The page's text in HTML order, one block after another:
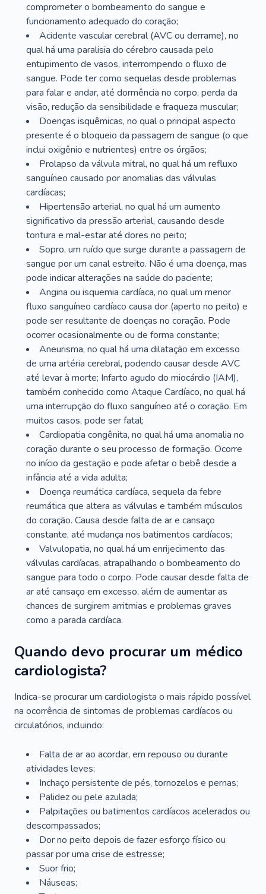
comprometer o bombeamento do sangue e
funcionamento adequado do coração;
Acidente vascular cerebral (AVC ou derrame), no
qual há uma paralisia do cérebro causada pelo
entupimento de vasos, interrompendo o fluxo de
sangue. Pode ter como sequelas desde problemas
para falar e andar, até dormência no corpo, perda da
visão, redução da sensibilidade e fraqueza muscular;
Doenças isquêmicas, no qual o principal aspecto
presente é o bloqueio da passagem de sangue (o que
inclui oxigênio e nutrientes) entre os órgãos;
Prolapso da válvula mitral, no qual há um refluxo
sanguíneo causado por anomalias das válvulas
cardíacas;
Hipertensão arterial, no qual há um aumento
significativo da pressão arterial, causando desde
tontura e mal-estar até dores no peito;
Sopro, um ruído que surge durante a passagem de
sangue por um canal estreito. Não é uma doença, mas
pode indicar alterações na saúde do paciente;
Angina ou isquemia cardíaca, no qual um menor
fluxo sanguíneo cardíaco causa dor (aperto no peito) e
pode ser resultante de doenças no coração. Pode
ocorrer ocasionalmente ou de forma constante;
Aneurisma, no qual há uma dilatação em excesso
de uma artéria cerebral, podendo causar desde AVC
até levar à morte; Infarto agudo do miocárdio (IAM),
também conhecido como Ataque Cardíaco, no qual há
uma interrupção do fluxo sanguíneo até o coração. Em
muitos casos, pode ser fatal;
Cardiopatia congênita, no qual há uma anomalia no
coração durante o seu processo de formação. Ocorre
no início da gestação e pode afetar o bebê desde a
infância até a vida adulta;
Doença reumática cardíaca, sequela da febre
reumática que altera as válvulas e também músculos
do coração. Causa desde falta de ar e cansaço
constante, até mudança nos batimentos cardíacos;
Valvulopatia, no qual há um enrijecimento das
válvulas cardíacas, atrapalhando o bombeamento do
sangue para todo o corpo. Pode causar desde falta de
ar até cansaço em excesso, além de aumentar as
chances de surgirem arritmias e problemas graves
como a parada cardíaca.
Quando devo procurar um médico
cardiologista?
Indica-se procurar um cardiologista o mais rápido possível
na ocorrência de sintomas de problemas cardíacos ou
circulatórios, incluindo:
Falta de ar ao acordar, em repouso ou durante
atividades leves;
Inchaço persistente de pés, tornozelos e pernas;
Palidez ou pele azulada;
Palpitações ou batimentos cardíacos acelerados ou
descompassados;
Dor no peito depois de fazer esforço físico ou
passar por uma crise de estresse;
Suor frio;
Náuseas;